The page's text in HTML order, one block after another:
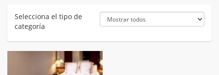
Selecciona el tipo de
categoría